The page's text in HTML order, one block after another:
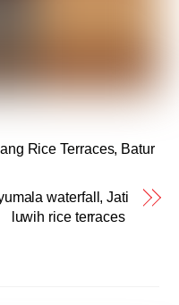
Rice Terraces, Batur
waterfall, Jati
luwih rice terraces